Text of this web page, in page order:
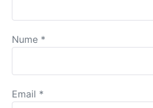
Nume *
Email *